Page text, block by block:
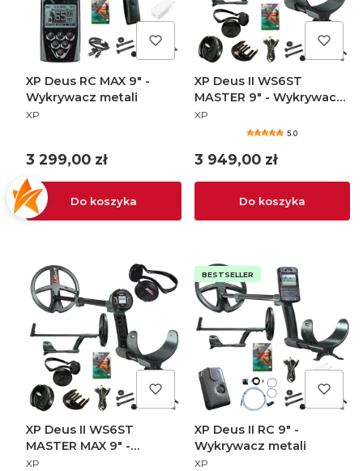
XP Deus RC MAX 9" -
Wykrywacz metali
PRODUCENT
XP
Cena
3 299,00 zł
Do koszyka
XP Deus II WS6ST
MASTER 9" - Wykrywacz
metali
PRODUCENT
XP
5.0
Cena
3 949,00 zł
Do koszyka
XP Deus II WS6ST
MASTER MAX 9" -
Wykrywacz metali
PRODUCENT
XP
BESTSELLER
XP Deus II RC 9" -
Wykrywacz metali
PRODUCENT
XP